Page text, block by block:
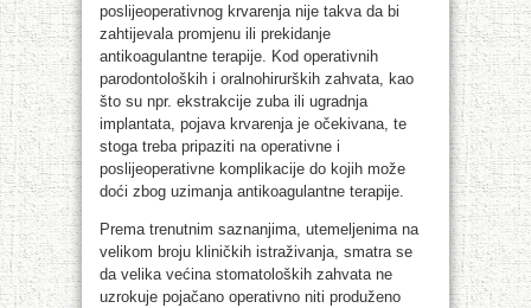
poslijeoperativnog krvarenja nije takva da bi
zahtijevala promjenu ili prekidanje
antikoagulantne terapije. Kod operativnih
parodontoloških i oralnohirurških zahvata, kao
što su npr. ekstrakcije zuba ili ugradnja
implantata, pojava krvarenja je očekivana, te
stoga treba pripaziti na operativne i
poslijeoperativne komplikacije do kojih može
doći zbog uzimanja antikoagulantne terapije.
Prema trenutnim saznanjima, utemeljenima na
velikom broju kliničkih istraživanja, smatra se
da velika većina stomatoloških zahvata ne
uzrokuje pojačano operativno niti produženo